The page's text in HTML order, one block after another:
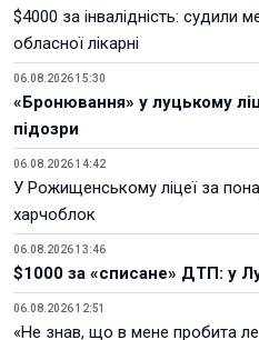
$4000 за інвалідність: судили
обласної лікарні
06.08.2026 15:30
«Бронювання» у луцькому
підозри
06.08.2026 14:42
У Рожищенському ліцеї за
харчоблок
06.08.2026 13:46
$1000 за «списане» ДТП: у
06.08.2026 12:51
«Не знав, що в мене пробита